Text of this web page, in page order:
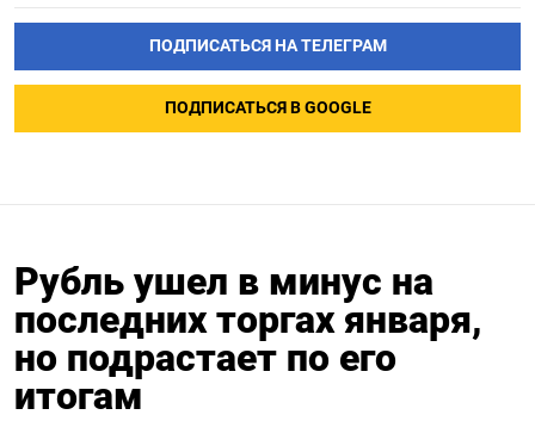
ПОДПИСАТЬСЯ НА ТЕЛЕГРАМ
ПОДПИСАТЬСЯ В GOOGLE
Рубль ушел в минус на
последних торгах января,
но подрастает по его
итогам